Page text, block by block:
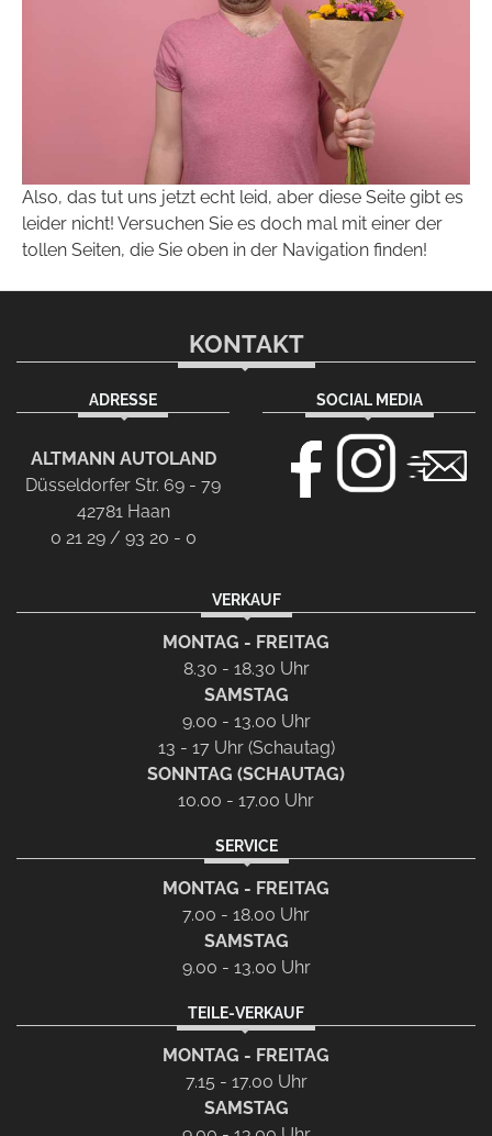
Also, das tut uns jetzt echt leid, aber diese Seite gibt es
leider nicht! Versuchen Sie es doch mal mit einer der
tollen Seiten, die Sie oben in der Navigation finden!
KONTAKT
ADRESSE
ALTMANN AUTOLAND
Düsseldorfer Str. 69 - 79
42781 Haan
0 21 29 / 93 20 - 0
SOCIAL MEDIA
VERKAUF
MONTAG - FREITAG
8.30 - 18.30 Uhr
SAMSTAG
9.00 - 13.00 Uhr
13 - 17 Uhr (Schautag)
SONNTAG (SCHAUTAG)
10.00 - 17.00 Uhr
SERVICE
MONTAG - FREITAG
7.00 - 18.00 Uhr
SAMSTAG
9.00 - 13.00 Uhr
TEILE-VERKAUF
MONTAG - FREITAG
7.15 - 17.00 Uhr
SAMSTAG